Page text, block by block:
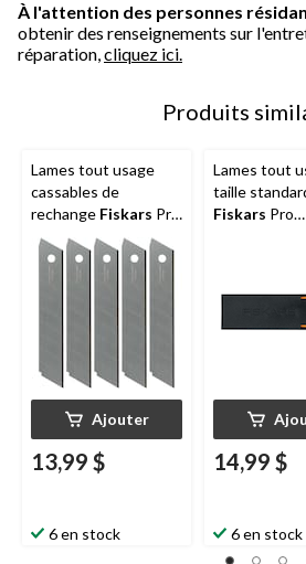
À l'attention des personnes
obtenir des renseignements sur
réparation,cliquez ici.
Produits
Lames tout usage
cassables de
rechange Fiskars Pro
CarbonMax, paq. 10,
18 mm
Ajouter
13,99 $
6 en stock
Lames tout
taille
Fiskars Pro
14,99 $
6 en stock